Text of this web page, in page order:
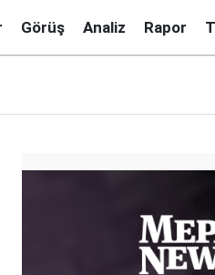
Görüş Analiz Rapor